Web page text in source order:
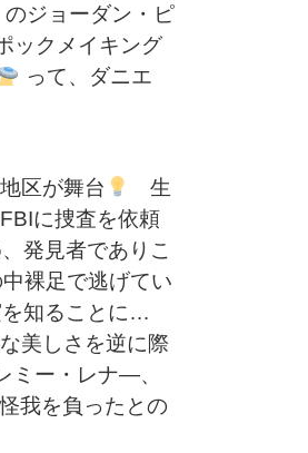
ジョーダン・ピ
ックメイキング
って、ダニエ
区が舞台
生
に捜査を依頼
発見者でありこ
裸足で逃げてい
を知ることに…
美しさを逆に際
ミー・レナ―、
我を負ったとの